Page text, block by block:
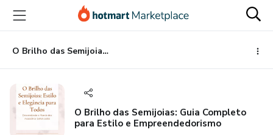
para
conteúdo
principal
para
pagamento
para
rodapé
O Brilho das Semijoias: Guia Completo para Estilo e Empreendedorismo
O Brilho das Semijoias: Guia Completo
para Estilo e Empreendedorismo